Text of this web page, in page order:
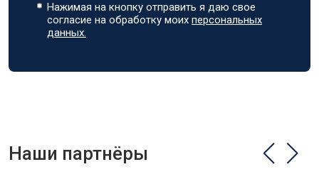
Нажимая на кнопку отправить я даю свое
согласие на обработку моихперсональных
данных.
Наши партнёры